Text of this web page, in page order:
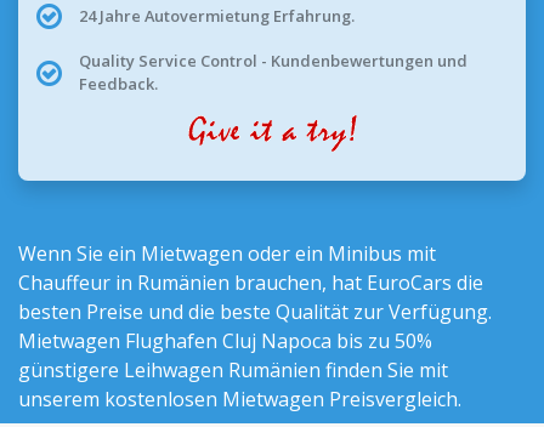
24 Jahre Autovermietung Erfahrung.
Quality Service Control - Kundenbewertungen und
Feedback.
Wenn Sie ein Mietwagen oder ein Minibus mit
Chauffeur in Rumänien brauchen, hat EuroCars die
besten Preise und die beste Qualität zur Verfügung.
Mietwagen Flughafen Cluj Napoca bis zu 50%
günstigere Leihwagen Rumänien finden Sie mit
unserem kostenlosen Mietwagen Preisvergleich.